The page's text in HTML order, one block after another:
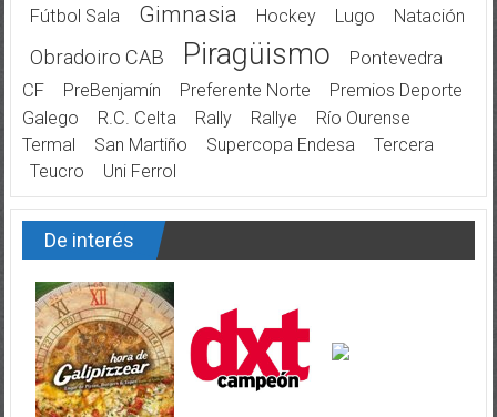
Fútbol Sala Gimnasia Hockey Lugo Natación
Obradoiro CAB Piragüismo
Pontevedra
CF
PreBenjamín Preferente Norte
Premios Deporte
Galego
R.C. Celta Rally Rallye
Río Ourense
Termal
San Martiño Supercopa Endesa
Tercera
Teucro
Uni Ferrol
De interés